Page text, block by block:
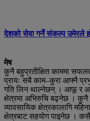
देशको सेवा गर्ने संकल्प उमेरले
मेष
कुनै बहुप्रतीक्षित काममा
प्रायः सबै काम–कुरा आफ्नै
गति लिन थाल्नेछन् । आफू र
क्षेत्रमा अभिरुचि बढ्नेछ । कुनै
व्यावसायिक क्षेत्रकालागि
क्षेत्रबाट सहयोग पाइनेछ ।